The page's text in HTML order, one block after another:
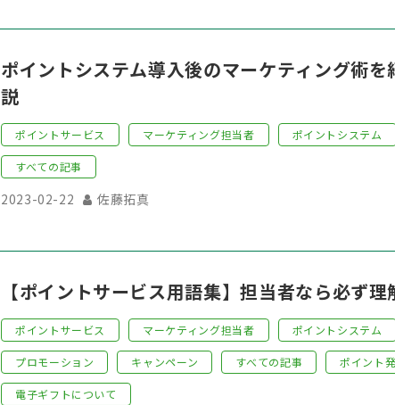
ポイントシステム導入後のマーケティング術
説
ポイントサービス マーケティング担当者 ポイントシステム
すべての記事
2023-02-22 佐藤拓真
【ポイントサービス用語集】担当者なら必ず理
ポイントサービス マーケティング担当者 ポイントシステム
プロモーション キャンペーン すべての記事 ポイント
電子ギフトについて